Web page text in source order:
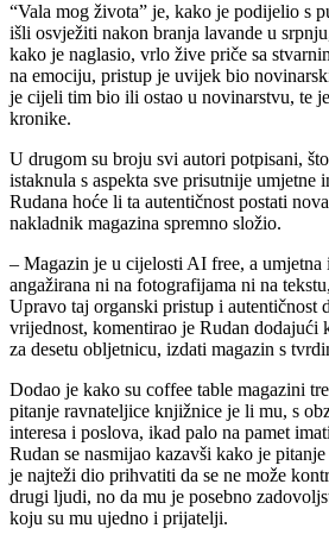
“Vala mog života” je, kako je podijelio s
išli osvježiti nakon branja lavande u
kako je naglasio, vrlo žive priče sa
na emociju, pristup je uvijek bio
je cijeli tim bio ili ostao u novinarstvu, te
kronike.
U drugom su broju svi autori potpisani,
istaknula s aspekta sve prisutnije umjetne
Rudana hoće li ta autentičnost postati
nakladnik magazina spremno složio.
– Magazin je u cijelosti AI free, a umjetna
angažirana ni na fotografijama ni na
Upravo taj organski pristup i autentičnost
vrijednost, komentirao je Rudan dodajući
za desetu obljetnicu, izdati magazin s
Dodao je kako su coffee table magazini
pitanje ravnateljice knjižnice je li mu, s
interesa i poslova, ikad palo na pamet
Rudan se nasmijao kazavši kako je
je najteži dio prihvatiti da se ne može
drugi ljudi, no da mu je posebno
koju su mu ujedno i prijatelji.